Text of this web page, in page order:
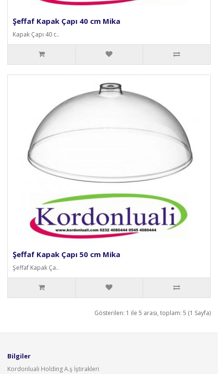
Şeffaf Kapak Çapı 40 cm Mika
Kapak Çapı 40 c..
Şeffaf Kapak Çapı 50 cm Mika
Şeffaf Kapak Ça..
Gösterilen: 1 ile 5 arası, toplam: 5 (1 Sayfa)
Bilgiler
Kordonluali Holding A.ş İştirakleri